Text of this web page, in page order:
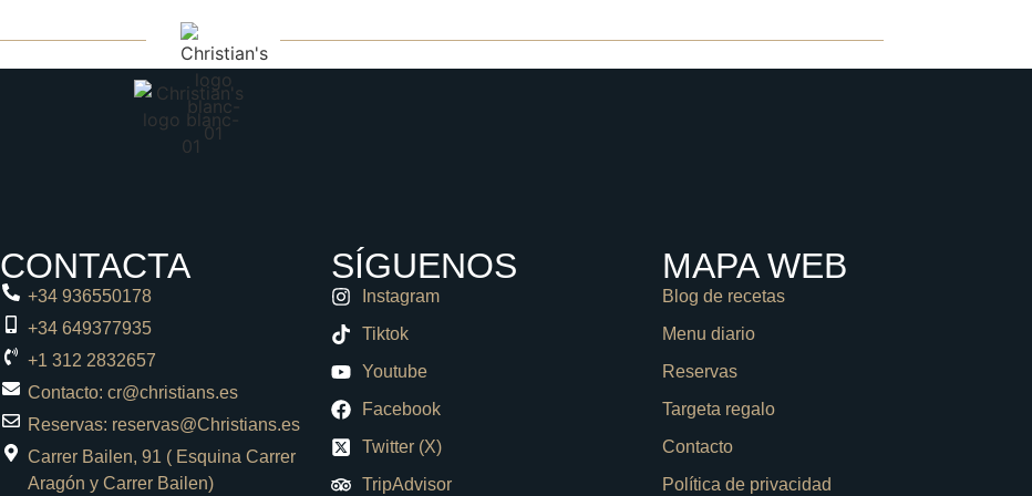
CONTACTA
+34 936550178
+34 649377935
+1 312 2832657
Contacto: cr@christians.es
Reservas: reservas@Christians.es
Carrer Bailen, 91 ( Esquina Carrer
Aragón y Carrer Bailen)
SÍGUENOS
Instagram
Tiktok
Youtube
Facebook
Twitter (X)
TripAdvisor
MAPA WEB
Blog de recetas
Menu diario
Reservas
Targeta regalo
Contacto
Política de privacidad